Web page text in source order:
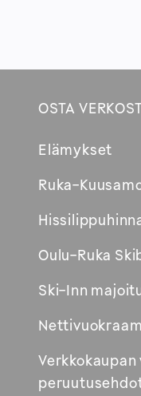
OSTA
Elämykset
Ruka-
Oulu-Ruka
Ski-Inn